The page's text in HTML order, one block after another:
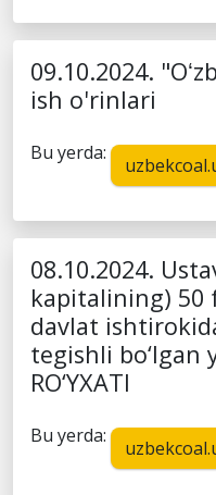
09.10.2024.
ish o'rinlari
Bu yerda:
08.10.2024.
kapitalining) 50
davlat
tegishli bo‘lgan
RO‘YXATI
Bu yerda: